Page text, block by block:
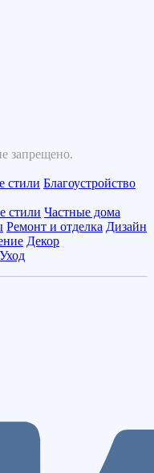
запрещено.
стили Благоустройство
стили Частные дома
Ремонт и отделка Дизайн
Декор
Уход